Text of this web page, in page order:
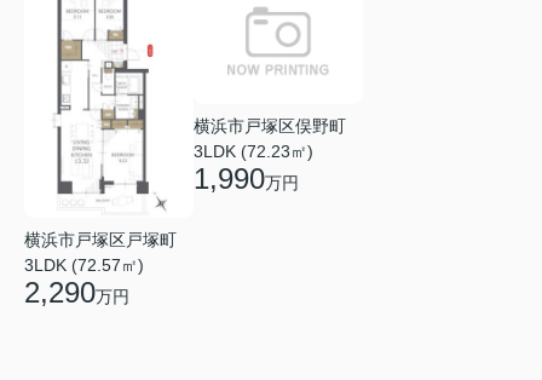
横浜市戸塚区戸塚町
3LDK (72.57㎡)
2,290万円
横浜市戸塚区俣野町
3LDK (72.23㎡)
1,990万円